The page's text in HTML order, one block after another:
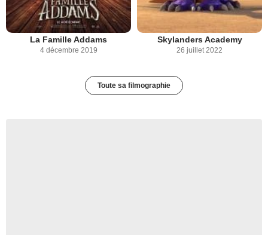
La Famille Addams
4 décembre 2019
Skylanders Academy
26 juillet 2022
Toute sa filmographie